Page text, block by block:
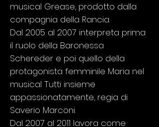
musical Grease, prodotto dalla
compagnia della Rancia.
Dal 2005 al 2007 interpreta prima
il ruolo della Baronessa
Schereder e poi quello della
protagonista femminile Maria nel
musical Tutti insieme
appassionatamente, regia di
Saverio Marconi.
Dal 2007 al 2011 lavora come